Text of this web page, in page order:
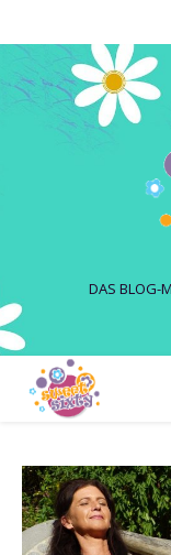
DAS BLOG-